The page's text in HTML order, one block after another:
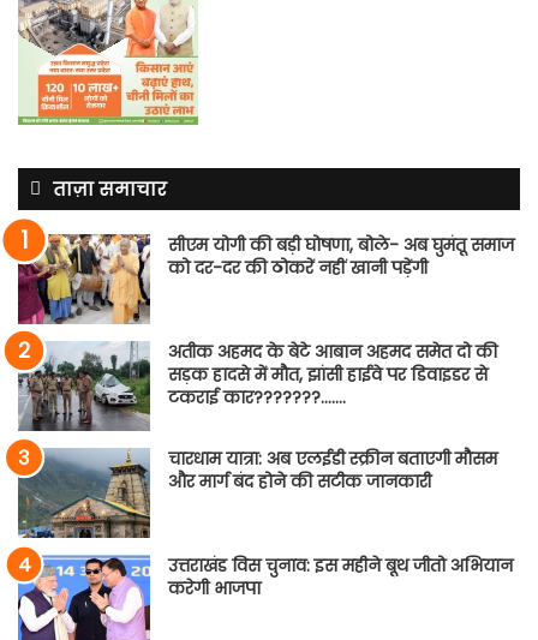
ताज़ा समाचार
सीएम योगी की बड़ी घोषणा, बोले- अब घुमंतू समाज
को दर-दर की ठोकरें नहीं खानी पड़ेंगी
अतीक अहमद के बेटे आबान अहमद समेत दो की
सड़क हादसे में मौत, झांसी हाईवे पर डिवाइडर से
टकराई कार???????…….
चारधाम यात्रा: अब एलईडी स्क्रीन बताएगी मौसम
और मार्ग बंद होने की सटीक जानकारी
उत्तराखंड विस चुनाव: इस महीने बूथ जीतो अभियान
करेगी भाजपा